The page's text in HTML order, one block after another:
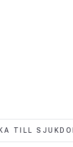
TILL